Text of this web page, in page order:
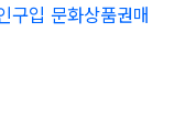
입 문화상품권매